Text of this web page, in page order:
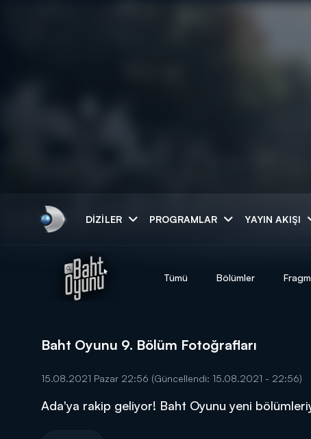
DIZILER PROGRAMLAR YAYIN AKIŞI
DİĞER SONUÇLAR
Tümü Bölümler
Baht Oyunu 9. Bölüm Fotoğrafları
15.08.2021 Pazar 22:56 (Güncellendi: 15.08.2021 - 22:56)
Ada'ya rakip geliyor! Baht Oyunu yeni